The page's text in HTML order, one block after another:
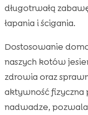
długotrwałą
łapania i ścigania.
Dostosowanie
naszych kotów
zdrowia oraz
aktywność fizyczna
nadwadze,